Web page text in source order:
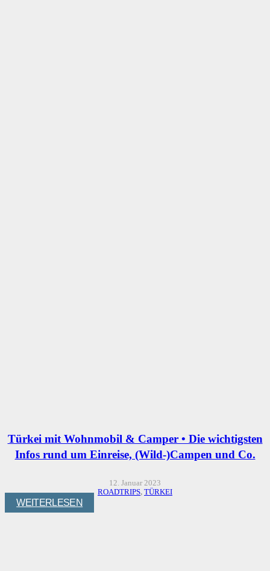
Türkei mit Wohnmobil & Camper • Die wichtigsten
Infos rund um Einreise, (Wild-)Campen und Co.
12. Januar 2023
ROADTRIPS, TÜRKEI
WEITERLESEN